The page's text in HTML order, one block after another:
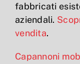
fabbricati
aziendali.
vendita.
Capannoni